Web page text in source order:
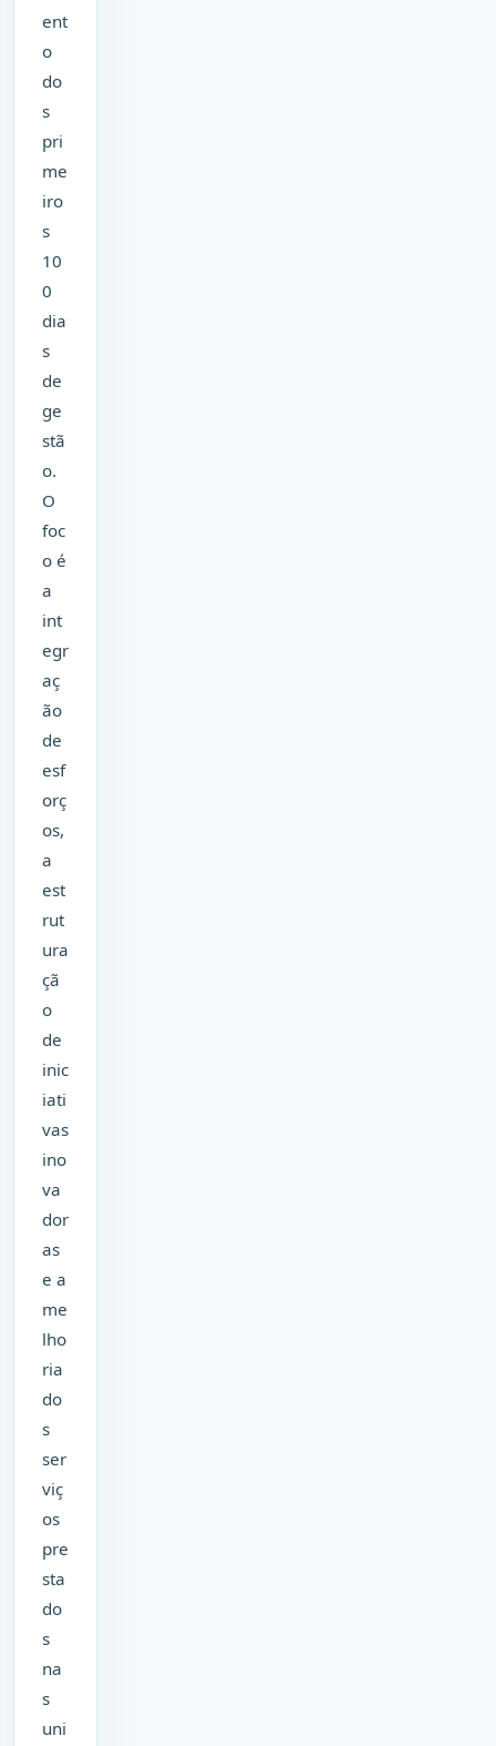
ent
o
do
s
pri
me
iro
s
10
0
dia
s
de
ge
stã
o.
O
foc
o é
a
int
egr
aç
ão
de
esf
orç
os,
a
est
rut
ura
çã
o
de
inic
iati
vas
ino
va
dor
as
e a
me
lho
ria
do
s
ser
viç
os
pre
sta
do
s
na
s
uni